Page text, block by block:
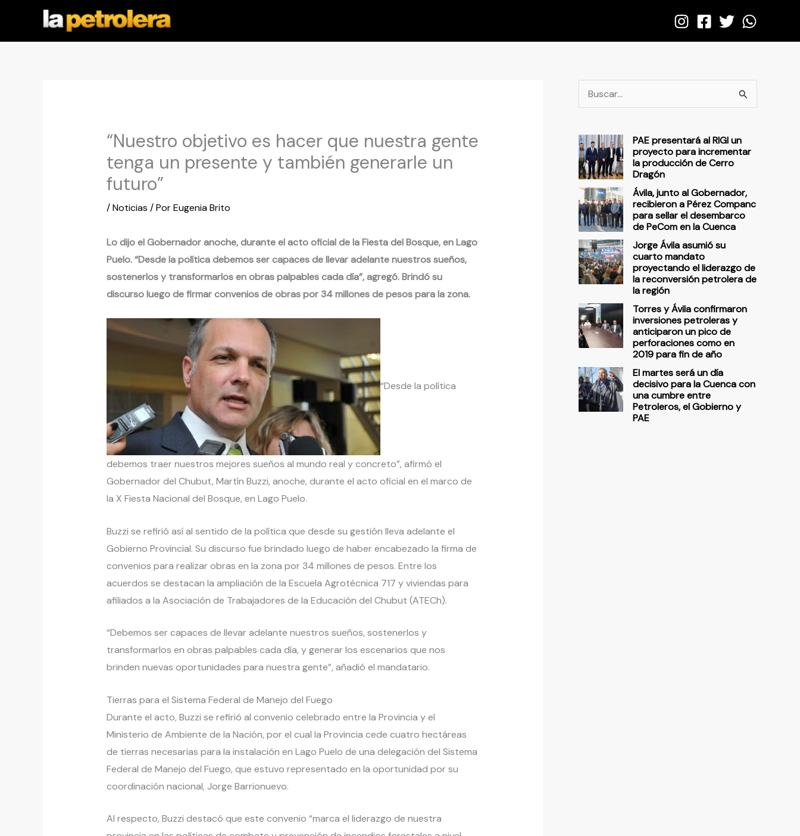
contenido
“Nuestro objetivo es hacer que nuestra gente
tenga un presente y también generarle un
futuro”
/Noticias / PorEugenia Brito
Lo dijo el Gobernador anoche, durante el acto oficial de la Fiesta del Bosque, en Lago
Puelo. “Desde la política debemos ser capaces de llevar adelante nuestros sueños,
sostenerlos y transformarlos en obras palpables cada día”, agregó. Brindó su
discurso luego de firmar convenios de obras por 34 millones de pesos para la zona.
“Desde la política
debemos traer nuestros mejores sueños al mundo real y concreto”, afirmó el
Gobernador del Chubut, Martín Buzzi, anoche, durante el acto oficial en el marco de
la X Fiesta Nacional del Bosque, en Lago Puelo.
Buzzi se refirió así al sentido de la política que desde su gestión lleva adelante el
Gobierno Provincial. Su discurso fue brindado luego de haber encabezado la firma de
convenios para realizar obras en la zona por 34 millones de pesos. Entre los
acuerdos se destacan la ampliación de la Escuela Agrotécnica 717 y viviendas para
afiliados a la Asociación de Trabajadores de la Educación del Chubut (ATECh).
“Debemos ser capaces de llevar adelante nuestros sueños, sostenerlos y
transformarlos en obras palpables cada día, y generar los escenarios que nos
brinden nuevas oportunidades para nuestra gente”, añadió el mandatario.
Tierras para el Sistema Federal de Manejo del Fuego
Durante el acto, Buzzi se refirió al convenio celebrado entre la Provincia y el
Ministerio de Ambiente de la Nación, por el cual la Provincia cede cuatro hectáreas
de tierras necesarias para la instalación en Lago Puelo de una delegación del Sistema
Federal de Manejo del Fuego, que estuvo representado en la oportunidad por su
coordinación nacional, Jorge Barrionuevo.
Al respecto, Buzzi destacó que este convenio “marca el liderazgo de nuestra
u
c
a
p
o
r
:
PAE presentará al RIGI un
proyecto para incrementar
la producción de Cerro
Dragón
Ávila, junto al Gobernador,
recibieron a Pérez Companc
para sellar el desembarco
de PeCom en la Cuenca
Jorge Ávila asumió su
cuarto mandato
proyectando el liderazgo de
la reconversión petrolera de
la región
Torres y Ávila confirmaron
inversiones petroleras y
anticiparon un pico de
perforaciones como en
2019 para fin de año
El martes será un día
decisivo para la Cuenca con
una cumbre entre
Petroleros, el Gobierno y
PAE